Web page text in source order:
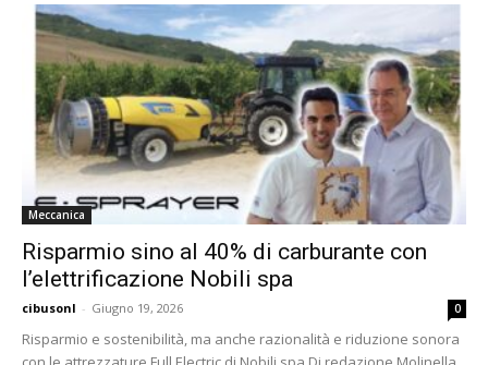
Meccanica
Risparmio sino al 40% di carburante con
l’elettrificazione Nobili spa
cibusonl - Giugno 19, 2026 0
Risparmio e sostenibilità, ma anche razionalità e riduzione sonora